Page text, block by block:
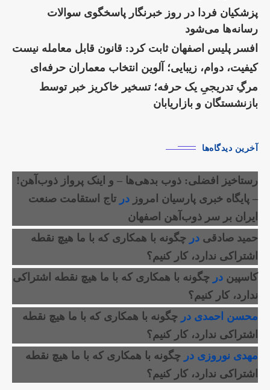
پزشکیان فردا در روز خبرنگار پاسخگوی سوالات
رسانه‌ها می‌شود
افسر پلیس اصفهان ثابت کرد: قانون قابل معامله نیست
کیفیت، دوام، زیبایی؛ آلوین انتخاب معماران حرفه‌ای
مرگِ تدریجیِ یک حرفه؛ تسخیر خاکریز خبر توسط
بازنشستگان و بازاریابان
آخرین دیدگاه‌ها
رستاخیز افضلی: ذوب بدهی‌ها – و اینک پرواز ذوب‌آهن!
– پایگاه خبری پارسیان امروز در تاج استقامت صنعت
ایران بر سر ذوب‌آهن اصفهان
حمید صادقی در چگونه با همکاری که با ما هیچ نقطه
اشتراکی ندارد، کار کنیم؟
کاسپین در چگونه با همکاری که با ما هیچ نقطه اشتراکی
ندارد، کار کنیم؟
محسن احمدی در چگونه با همکاری که با ما هیچ نقطه
اشتراکی ندارد، کار کنیم؟
مهدی نوروزی در چگونه با همکاری که با ما هیچ نقطه
اشتراکی ندارد، کار کنیم؟